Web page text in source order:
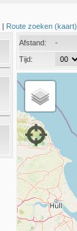
| Route zoeken (kaart)
Afstand:
-
Tijd: